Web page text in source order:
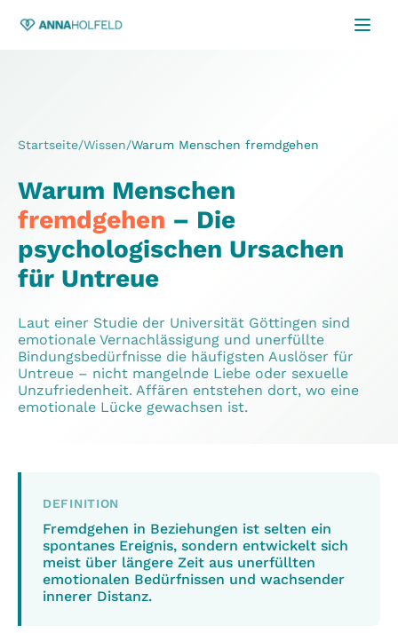
Startseite/Wissen/Warum Menschen fremdgehen
Warum Menschen
fremdgehen – Die
psychologischen Ursachen
für Untreue
Laut einer Studie der Universität Göttingen sind
emotionale Vernachlässigung und unerfüllte
Bindungsbedürfnisse die häufigsten Auslöser für
Untreue – nicht mangelnde Liebe oder sexuelle
Unzufriedenheit. Affären entstehen dort, wo eine
emotionale Lücke gewachsen ist.
DEFINITION
Fremdgehen in Beziehungen ist selten ein
spontanes Ereignis, sondern entwickelt sich
meist über längere Zeit aus unerfüllten
emotionalen Bedürfnissen und wachsender
innerer Distanz.